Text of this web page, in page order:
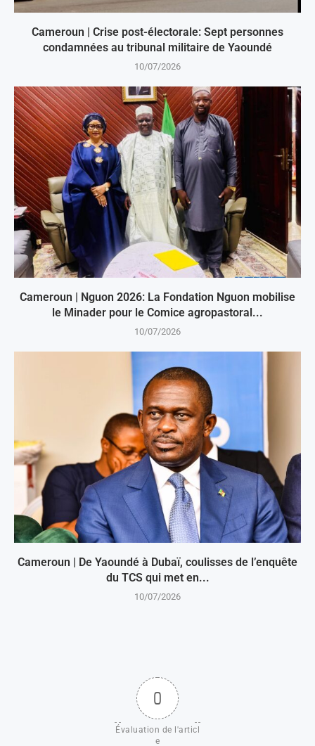
Cameroun | Crise post-électorale: Sept personnes
condamnées au tribunal militaire de Yaoundé
10/07/2026
Cameroun | Nguon 2026: La Fondation Nguon mobilise
le Minader pour le Comice agropastoral...
10/07/2026
Cameroun | De Yaoundé à Dubaï, coulisses de l’enquête
du TCS qui met en...
10/07/2026
0
Évaluation de l'articl
e